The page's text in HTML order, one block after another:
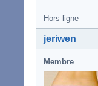
Hors ligne
jeriwen
Membre